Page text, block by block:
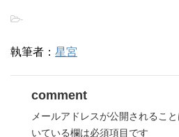
-
執筆者： 星宮
comment
メールアドレスが公開されること
いている欄は必須項目です